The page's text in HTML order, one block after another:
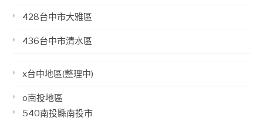
428台中市大雅區
436台中市清水區
x台中地區(整理中)
o南投地區
540南投縣南投市